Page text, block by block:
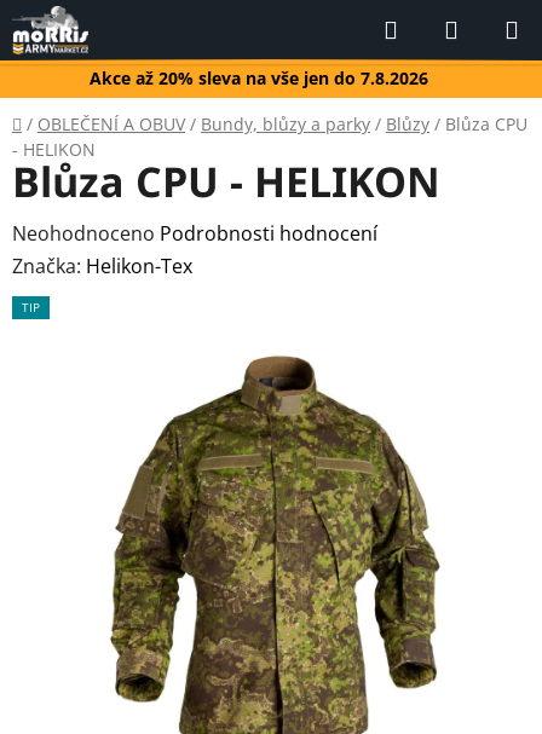
Přejít
na
obsah
Akce až 20% sleva na vše jen do 7.8.2026
Hledat
KOŠÍK
Domů
/ OBLEČENÍ A OBUV / Bundy, blůzy a parky / Blůzy / Blůza CPU
- HELIKON
Blůza CPU - HELIKON
Průměrné
hodnocení
produktu
Neohodnoceno Podrobnosti hodnocení
Značka: Helikon-Tex
TIP